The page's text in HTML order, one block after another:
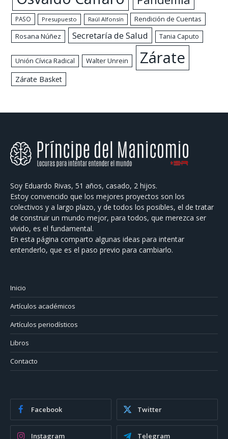
PASO Presupuesto Raúl Alfonsín
Rendición de Cuentas
Rosana Núñez
Secretaría de Salud Tania Caputo
Unión Cívica Radical Walter Unrein Zárate
Zárate Basket
Soy Eduardo Rivas, 51 años, casado, 2 hijos.
Estoy convencido que los mejores proyectos son los
colectivos y a largo plazo, y de todos los posibles, el de tratar
de construir un mundo mejor, para todos, que merezca ser
vivido, es el fundamental.
En esta página comparto algunas ideas para intentar
entenderlo, que es el paso previo para cambiarlo.
Inicio
Artículos académicos
Artículos periodísticos
Libros
Contacto
Facebook Twitter
Instagram Telegram